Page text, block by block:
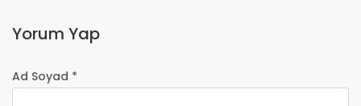
Yorum Yap
Ad Soyad *